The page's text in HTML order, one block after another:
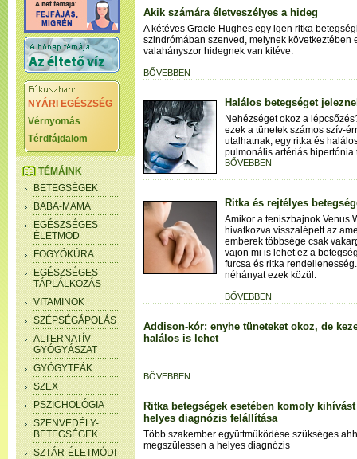
NYÁRI EGÉSZSÉG
Vérnyomás
Térdfájdalom
TÉMÁINK
BETEGSÉGEK
BABA-MAMA
EGÉSZSÉGES
ÉLETMÓD
FOGYÓKÚRA
EGÉSZSÉGES
TÁPLÁLKOZÁS
VITAMINOK
SZÉPSÉGÁPOLÁS
ALTERNATÍV
GYÓGYÁSZAT
GYÓGYTEÁK
SZEX
PSZICHOLÓGIA
SZENVEDÉLY-
BETEGSÉGEK
SZTÁR-ÉLETMÓDI
Akik számára életveszélyes a hideg
A kétéves Gracie Hughes egy igen ritka
szindrómában szenved, melynek következtében
valahányszor hidegnek van kitéve.
BŐVEBBEN
Halálos betegséget
Nehézséget okoz a
ezek a tünetek számos szív-
utalhatnak, egy ritka és
pulmonális artériás hipertónia
BŐVEBBEN
Ritka és rejtélyes
Amikor a teniszbajnok Venus
hivatkozva visszalépett az
emberek többsége csak
vajon mi is lehet ez a
furcsa és ritka
néhányat ezek közül.
BŐVEBBEN
Addison-kór: enyhe tüneteket okoz, de
halálos is lehet
BŐVEBBEN
Ritka betegségek esetében komoly
helyes diagnózis felállítása
Több szakember együttműködése szükséges
megszülessen a helyes diagnózis